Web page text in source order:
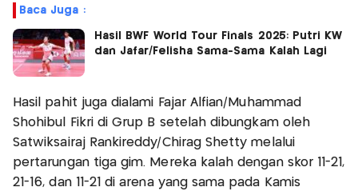
Baca Juga :
Hasil BWF World Tour Finals 2025: Putri KW
dan Jafar/Felisha Sama-Sama Kalah Lagi
Hasil pahit juga dialami Fajar Alfian/Muhammad
Shohibul Fikri di Grup B setelah dibungkam oleh
Satwiksairaj Rankireddy/Chirag Shetty melalui
pertarungan tiga gim. Mereka kalah dengan skor 11-21,
21-16, dan 11-21 di arena yang sama pada Kamis